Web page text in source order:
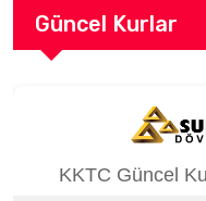
Güncel Kurlar